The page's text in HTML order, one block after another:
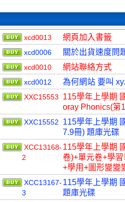
xcd0013 網頁加入書籤
xcd0006 關於出貨速度問
xcd0010 網站聯絡方式
xcd0012 為何網站 要叫
XXC15553
115學年上學期
oray Phonics(第
XXC15552
115學年上學期
7.9冊) 題庫光碟
XCC13168-
2
115學年上學期
卷)+單元卷+學
+學用+圖形變變
XCC13167-
3
115學年上學期
題庫光碟